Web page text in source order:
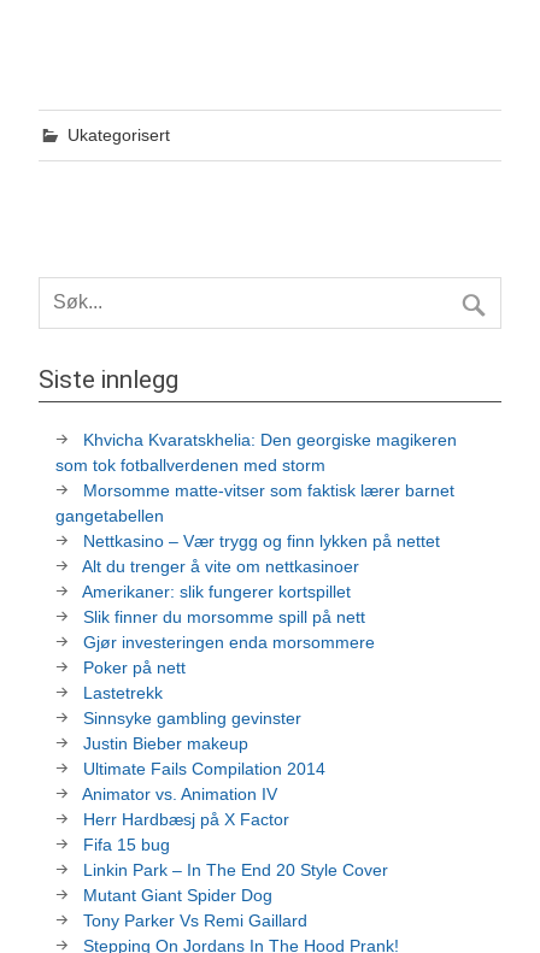
Ukategorisert
Siste innlegg
Khvicha Kvaratskhelia: Den georgiske magikeren
som tok fotballverdenen med storm
Morsomme matte-vitser som faktisk lærer barnet
gangetabellen
Nettkasino – Vær trygg og finn lykken på nettet
Alt du trenger å vite om nettkasinoer
Amerikaner: slik fungerer kortspillet
Slik finner du morsomme spill på nett
Gjør investeringen enda morsommere
Poker på nett
Lastetrekk
Sinnsyke gambling gevinster
Justin Bieber makeup
Ultimate Fails Compilation 2014
Animator vs. Animation IV
Herr Hardbæsj på X Factor
Fifa 15 bug
Linkin Park – In The End 20 Style Cover
Mutant Giant Spider Dog
Tony Parker Vs Remi Gaillard
Stepping On Jordans In The Hood Prank!